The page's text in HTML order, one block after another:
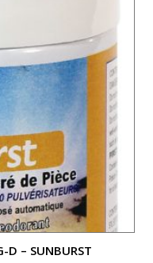
D – SUNBURST